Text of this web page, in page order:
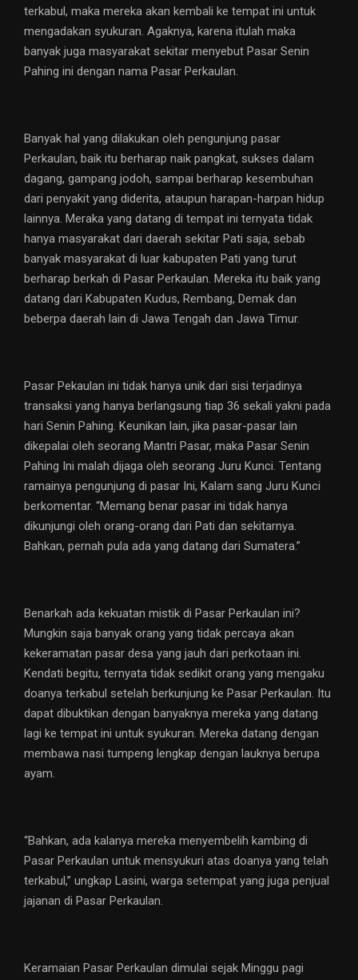
terkabul, maka mereka akan kembali ke tempat ini untuk
mengadakan syukuran. Agaknya, karena itulah maka
banyak juga masyarakat sekitar menyebut Pasar Senin
Pahing ini dengan nama Pasar Perkaulan.
Banyak hal yang dilakukan oleh pengunjung pasar
Perkaulan, baik itu berharap naik pangkat, sukses dalam
dagang, gampang jodoh, sampai berharap kesembuhan
dari penyakit yang diderita, ataupun harapan-harpan hidup
lainnya. Meraka yang datang di tempat ini ternyata tidak
hanya masyarakat dari daerah sekitar Pati saja, sebab
banyak masyarakat di luar kabupaten Pati yang turut
berharap berkah di Pasar Perkaulan. Mereka itu baik yang
datang dari Kabupaten Kudus, Rembang, Demak dan
beberpa daerah lain di Jawa Tengah dan Jawa Timur.
Pasar Pekaulan ini tidak hanya unik dari sisi terjadinya
transaksi yang hanya berlangsung tiap 36 sekali yakni pada
hari Senin Pahing. Keunikan lain, jika pasar-pasar lain
dikepalai oleh seorang Mantri Pasar, maka Pasar Senin
Pahing Ini malah dijaga oleh seorang Juru Kunci. Tentang
ramainya pengunjung di pasar Ini, Kalam sang Juru Kunci
berkomentar. “Memang benar pasar ini tidak hanya
dikunjungi oleh orang-orang dari Pati dan sekitarnya.
Bahkan, pernah pula ada yang datang dari Sumatera.”
Benarkah ada kekuatan mistik di Pasar Perkaulan ini?
Mungkin saja banyak orang yang tidak percaya akan
kekeramatan pasar desa yang jauh dari perkotaan ini.
Kendati begitu, ternyata tidak sedikit orang yang mengaku
doanya terkabul setelah berkunjung ke Pasar Perkaulan. Itu
dapat dibuktikan dengan banyaknya mereka yang datang
lagi ke tempat ini untuk syukuran. Mereka datang dengan
membawa nasi tumpeng lengkap dengan lauknya berupa
ayam.
“Bahkan, ada kalanya mereka menyembelih kambing di
Pasar Perkaulan untuk mensyukuri atas doanya yang telah
terkabul,” ungkap Lasini, warga setempat yang juga penjual
jajanan di Pasar Perkaulan.
Keramaian Pasar Perkaulan dimulai sejak Minggu pagi